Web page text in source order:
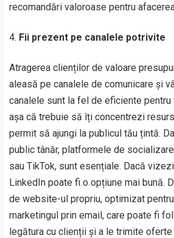
recomandări valoroase pentru
Fii prezent pe canalele potrivite
Atragerea clienților de valoare
aleasă pe canalele de comunicare și
canalele sunt la fel de eficiente
așa că trebuie să îți concentrezi
permit să ajungi la publicul tău țintă.
public tânăr, platformele de
sau TikTok, sunt esențiale. Dacă
LinkedIn poate fi o opțiune mai bună.
de website-ul propriu, optimizat
marketingul prin email, care poate fi
legătura cu clienții și a le trimite